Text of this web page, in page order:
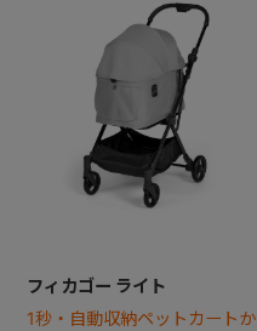
フィカゴー ライト
1秒・自動収納ペットカートか